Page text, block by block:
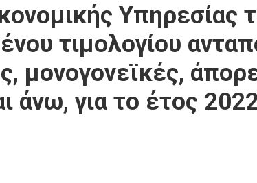
Υπηρεσίας
τιμολογίου
μονογονεϊκές,
άνω, για το έτος